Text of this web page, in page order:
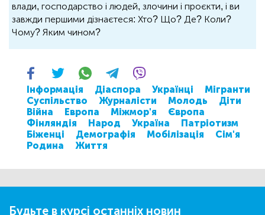
влади, господарство і людей, злочини і проєкти, і ви
завжди першими дізнаєтеся: Хто? Що? Де? Коли?
Чому? Яким чином?
Інформація Діаспора Українці
Мігранти
Суспільство
Журналісти Молодь
Діти
Війна
Европа Міжмор'я
Європа
Фінляндія
Народ Україна
Патріотизм
Біженці
Демографія Мобілізація
Сім'я
Родина
Життя
Будьте в курсі останніх новин